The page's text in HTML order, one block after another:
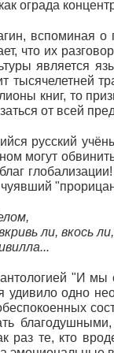
ог­ра­да
вспо­ми­ная о
что их
яв­ля­ет­ся
ты­ся­че­лет­ней
книг, то
от всей
рус­ский
мо­гут
чу­яв­ший
ли, вкось ли,
"И мы
уди­ви­ло од­но
раз те, кто